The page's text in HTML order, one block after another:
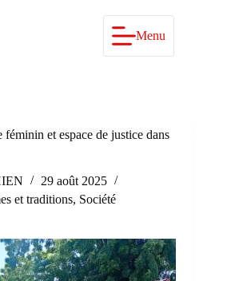
Menu
et espace de justice dans
29 août 2025
et traditions, Société